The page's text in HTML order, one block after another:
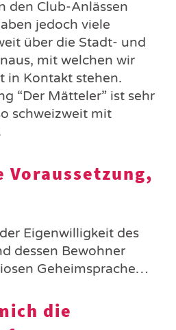
den Club-Anlässen
jedoch viele
über die Stadt- und
mit welchen wir
in Kontakt stehen.
“Der Mätteler” ist sehr
schweizweit mit
Voraussetzung,
Eigenwilligkeit des
dessen Bewohner
Geheimsprache…
die